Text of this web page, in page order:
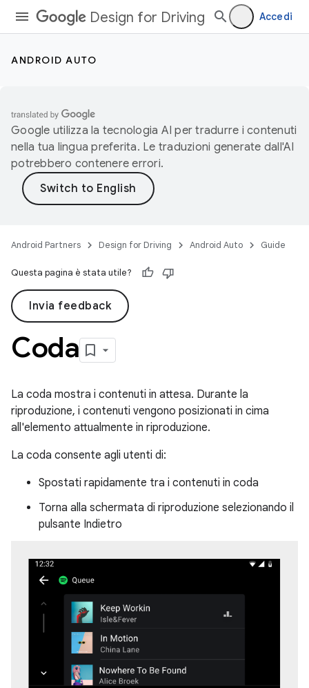
Design for Driving Accedi
ANDROID AUTO
Google utilizza la tecnologia AI per tradurre i contenuti
nella tua lingua preferita. Le traduzioni generate dall'AI
potrebbero contenere errori.
Android Partners Design for Driving Android Auto Guide
Questa pagina è stata utile?
Invia feedback
Coda
La coda mostra i contenuti in attesa. Durante la
riproduzione, i contenuti vengono posizionati in cima
all'elemento attualmente in riproduzione.
La coda consente agli utenti di:
Spostati rapidamente tra i contenuti in coda
Torna alla schermata di riproduzione selezionando il
pulsante Indietro